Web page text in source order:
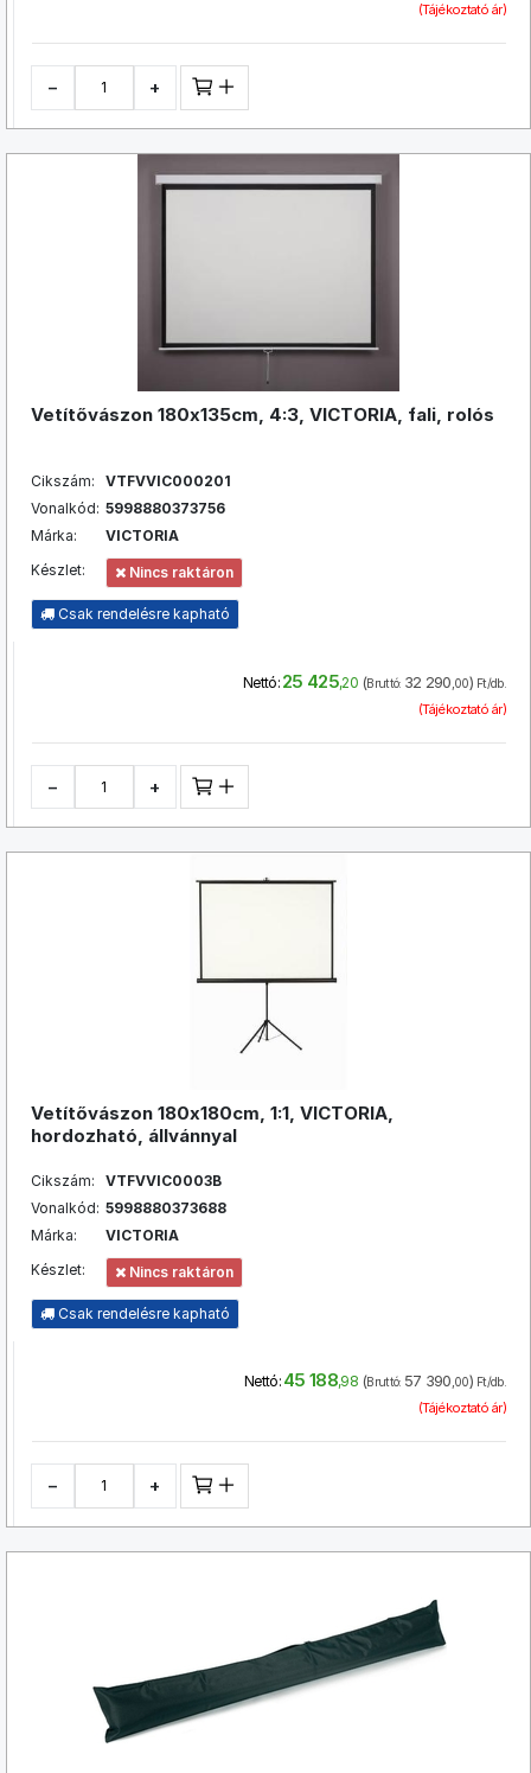
(Tájékoztató ár)
− +
Vetítővászon 180x135cm, 4:3, VICTORIA, fali, rolós
Cikszám:
VTFVVIC000201
Vonalkód: 5998880373756
Márka:
VICTORIA
Készlet:
Nincs raktáron
Csak rendelésre kapható
Nettó: 25 425,20 (Bruttó: 32 290,00) Ft/db.
(Tájékoztató ár)
− +
Vetítővászon 180x180cm, 1:1, VICTORIA,
hordozható, állvánnyal
Cikszám:
VTFVVIC0003B
Vonalkód: 5998880373688
Márka:
VICTORIA
Készlet:
Nincs raktáron
Csak rendelésre kapható
Nettó: 45 188,98 (Bruttó: 57 390,00) Ft/db.
(Tájékoztató ár)
− +